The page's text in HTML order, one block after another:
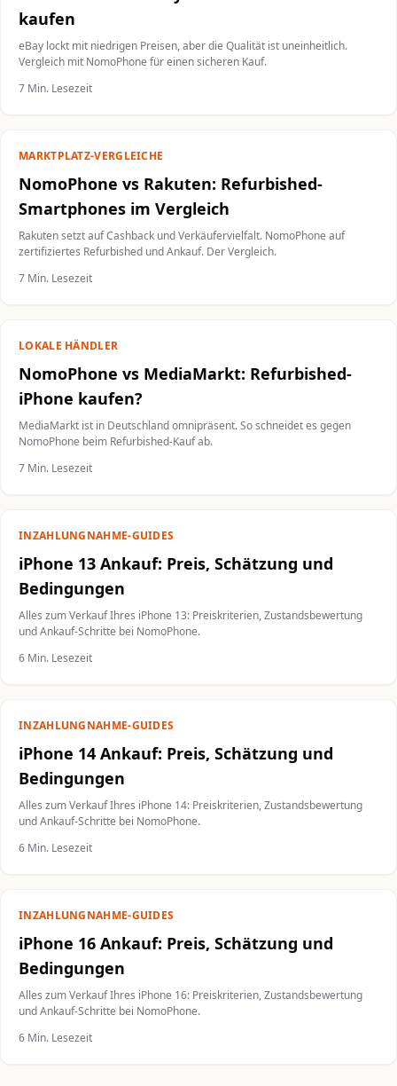
kaufen
eBay lockt mit niedrigen Preisen, aber die Qualität ist uneinheitlich.
Vergleich mit NomoPhone für einen sicheren Kauf.
7 Min. Lesezeit
MARKTPLATZ-VERGLEICHE
NomoPhone vs Rakuten: Refurbished-
Smartphones im Vergleich
Rakuten setzt auf Cashback und Verkäufervielfalt. NomoPhone auf
zertifiziertes Refurbished und Ankauf. Der Vergleich.
7 Min. Lesezeit
LOKALE HÄNDLER
NomoPhone vs MediaMarkt: Refurbished-
iPhone kaufen?
MediaMarkt ist in Deutschland omnipräsent. So schneidet es gegen
NomoPhone beim Refurbished-Kauf ab.
7 Min. Lesezeit
INZAHLUNGNAHME-GUIDES
iPhone 13 Ankauf: Preis, Schätzung und
Bedingungen
Alles zum Verkauf Ihres iPhone 13: Preiskriterien, Zustandsbewertung
und Ankauf-Schritte bei NomoPhone.
6 Min. Lesezeit
INZAHLUNGNAHME-GUIDES
iPhone 14 Ankauf: Preis, Schätzung und
Bedingungen
Alles zum Verkauf Ihres iPhone 14: Preiskriterien, Zustandsbewertung
und Ankauf-Schritte bei NomoPhone.
6 Min. Lesezeit
INZAHLUNGNAHME-GUIDES
iPhone 16 Ankauf: Preis, Schätzung und
Bedingungen
Alles zum Verkauf Ihres iPhone 16: Preiskriterien, Zustandsbewertung
und Ankauf-Schritte bei NomoPhone.
6 Min. Lesezeit